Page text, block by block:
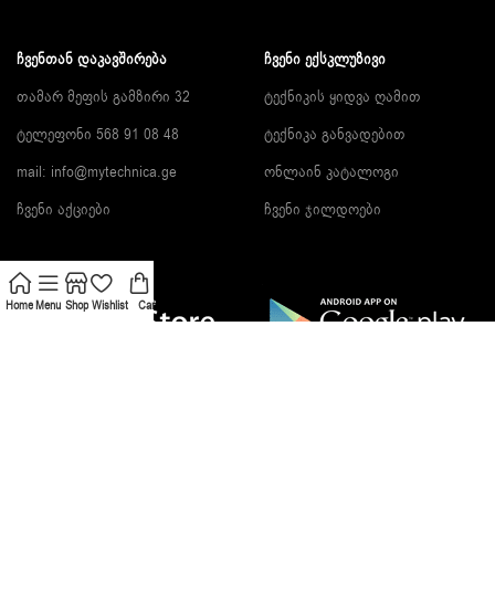
ᲩᲕᲔᲜᲗᲐᲜ ᲓᲐᲙᲐᲕᲨᲘᲠᲔᲑᲐ
თამარ მეფის გამზირი 32
ტელეფონი 568 91 08 48
mail: info@mytechnica.ge
ჩვენი აქციები
ᲩᲕᲔᲜᲘ ᲔᲥᲡᲙᲚᲣᲖᲘᲕᲘ
ტექნიკის ყიდვა ღამით
ტექნიკა განვადებით
ონლაინ კატალოგი
ჩვენი ჯილდოები
HomeMenu Shop Wishlist Cart